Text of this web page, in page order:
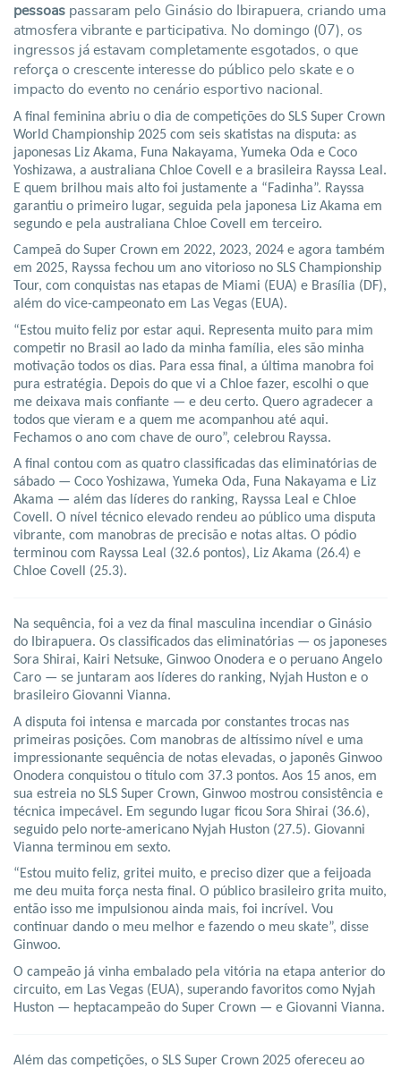
pessoas passaram pelo Ginásio do Ibirapuera, criando uma
atmosfera vibrante e participativa. No domingo (07), os
ingressos já estavam completamente esgotados, o que
reforça o crescente interesse do público pelo skate e o
impacto do evento no cenário esportivo nacional.
A final feminina abriu o dia de competições do SLS Super Crown
World Championship 2025 com seis skatistas na disputa: as
japonesas Liz Akama, Funa Nakayama, Yumeka Oda e Coco
Yoshizawa, a australiana Chloe Covell e a brasileira Rayssa Leal.
E quem brilhou mais alto foi justamente a “Fadinha”. Rayssa
garantiu o primeiro lugar, seguida pela japonesa Liz Akama em
segundo e pela australiana Chloe Covell em terceiro.
Campeã do Super Crown em 2022, 2023, 2024 e agora também
em 2025, Rayssa fechou um ano vitorioso no SLS Championship
Tour, com conquistas nas etapas de Miami (EUA) e Brasília (DF),
além do vice-campeonato em Las Vegas (EUA).
“Estou muito feliz por estar aqui. Representa muito para mim
competir no Brasil ao lado da minha família, eles são minha
motivação todos os dias. Para essa final, a última manobra foi
pura estratégia. Depois do que vi a Chloe fazer, escolhi o que
me deixava mais confiante — e deu certo. Quero agradecer a
todos que vieram e a quem me acompanhou até aqui.
Fechamos o ano com chave de ouro”, celebrou Rayssa.
A final contou com as quatro classificadas das eliminatórias de
sábado — Coco Yoshizawa, Yumeka Oda, Funa Nakayama e Liz
Akama — além das líderes do ranking, Rayssa Leal e Chloe
Covell. O nível técnico elevado rendeu ao público uma disputa
vibrante, com manobras de precisão e notas altas. O pódio
terminou com Rayssa Leal (32.6 pontos), Liz Akama (26.4) e
Chloe Covell (25.3).
Na sequência, foi a vez da final masculina incendiar o Ginásio
do Ibirapuera. Os classificados das eliminatórias — os japoneses
Sora Shirai, Kairi Netsuke, Ginwoo Onodera e o peruano Angelo
Caro — se juntaram aos líderes do ranking, Nyjah Huston e o
brasileiro Giovanni Vianna.
A disputa foi intensa e marcada por constantes trocas nas
primeiras posições. Com manobras de altíssimo nível e uma
impressionante sequência de notas elevadas, o japonês Ginwoo
Onodera conquistou o título com 37.3 pontos. Aos 15 anos, em
sua estreia no SLS Super Crown, Ginwoo mostrou consistência e
técnica impecável. Em segundo lugar ficou Sora Shirai (36.6),
seguido pelo norte-americano Nyjah Huston (27.5). Giovanni
Vianna terminou em sexto.
“Estou muito feliz, gritei muito, e preciso dizer que a feijoada
me deu muita força nesta final. O público brasileiro grita muito,
então isso me impulsionou ainda mais, foi incrível. Vou
continuar dando o meu melhor e fazendo o meu skate”, disse
Ginwoo.
O campeão já vinha embalado pela vitória na etapa anterior do
circuito, em Las Vegas (EUA), superando favoritos como Nyjah
Huston — heptacampeão do Super Crown — e Giovanni Vianna.
Além das competições, o SLS Super Crown 2025 ofereceu ao